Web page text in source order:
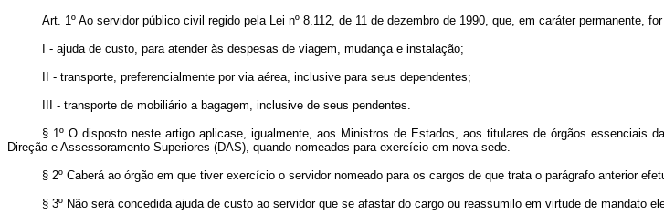
Art. 1º Ao servidor público civil regido pela Lei nº 8.112, de 11 de dezembro de 1990, que, em caráter permanente,
I - ajuda de custo, para atender às despesas de viagem, mudança e instalação;
II - transporte, preferencialmente por via aérea, inclusive para seus dependentes;
III - transporte de mobiliário a bagagem, inclusive de seus pendentes.
§ 1º O disposto neste artigo aplica­se, igualmente, aos Ministros de Estados, aos titulares de órgãos
Direção e Assessoramento Superiores (DAS), quando nomeados para exercício em nova sede.
§ 2º Caberá ao órgão em que tiver exercício o servidor nomeado para os cargos de que trata o parágrafo anterior
§ 3º Não será concedida ajuda de custo ao servidor que se afastar do cargo ou reassumi­lo em virtude de mandato